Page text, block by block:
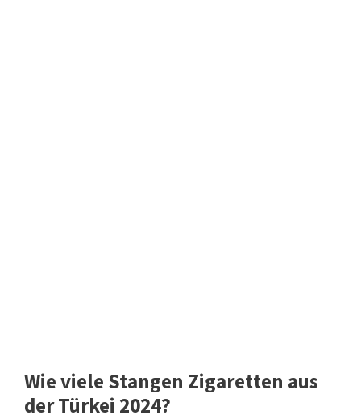
Wie viele Stangen Zigaretten aus
der Türkei 2024?